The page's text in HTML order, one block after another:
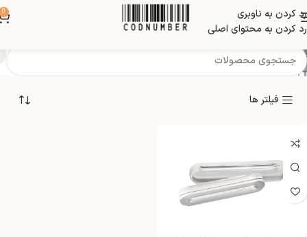
رد کردن به ناوبری
رد کردن به محتوای اصلی
0
گلس گیج رفلکس
فیلتر ها